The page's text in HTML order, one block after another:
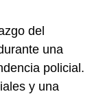
del
una
policial.
y una